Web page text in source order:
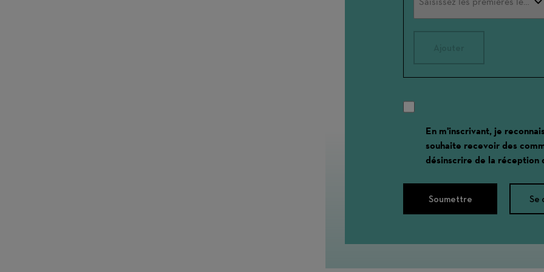
En m'inscrivant, je
souhaite recevoir des
désinscrire de la réception
Soumettre Se